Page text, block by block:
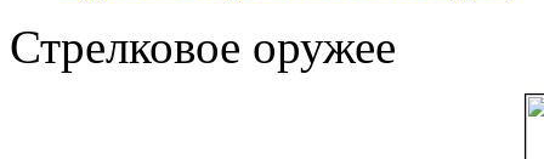
Стрелковое оружее